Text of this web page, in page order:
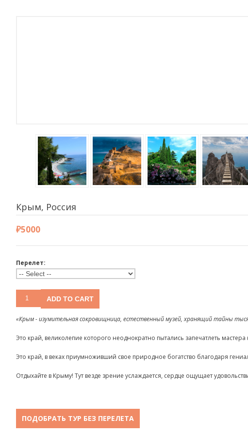
Крым, Россия
₽5000
Перелет:
«Крым - изумительная сокровищница, естественный музей, хранящий тайны
Это край, великолепие которого неоднократно пытались запечатлеть
Это край, в веках приумноживший свое природное богатство благодаря
Отдыхайте в Крыму! Тут везде зрение услаждается, сердце ощущает
ПОДОБРАТЬ ТУР БЕЗ ПЕРЕЛЕТА